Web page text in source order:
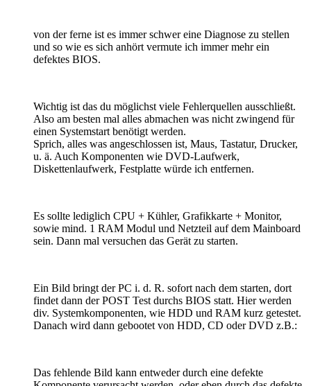
von der ferne ist es immer schwer eine Diagnose zu stellen
und so wie es sich anhört vermute ich immer mehr ein
defektes BIOS.
Wichtig ist das du möglichst viele Fehlerquellen ausschließt.
Also am besten mal alles abmachen was nicht zwingend für
einen Systemstart benötigt werden.
Sprich, alles was angeschlossen ist, Maus, Tastatur, Drucker,
u. ä. Auch Komponenten wie DVD-Laufwerk,
Diskettenlaufwerk, Festplatte würde ich entfernen.
Es sollte lediglich CPU + Kühler, Grafikkarte + Monitor,
sowie mind. 1 RAM Modul und Netzteil auf dem Mainboard
sein. Dann mal versuchen das Gerät zu starten.
Ein Bild bringt der PC i. d. R. sofort nach dem starten, dort
findet dann der POST Test durchs BIOS statt. Hier werden
div. Systemkomponenten, wie HDD und RAM kurz getestet.
Danach wird dann gebootet von HDD, CD oder DVD z.B.:
Das fehlende Bild kann entweder durch eine defekte